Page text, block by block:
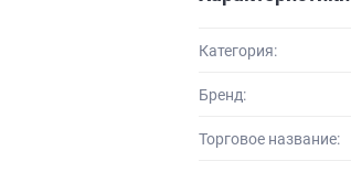
Категория:
Бренд:
Торговое название: